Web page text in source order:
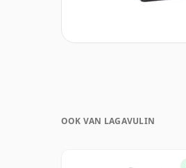
OOK VAN LAGAVULIN